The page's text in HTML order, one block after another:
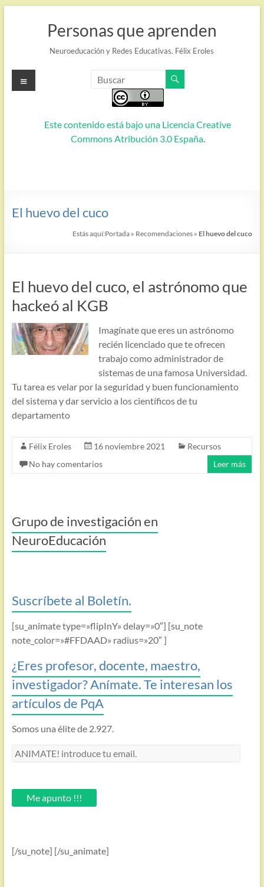
Personas que aprenden
Neuroeducación y Redes Educativas. Félix Eroles
Este contenido está bajo una Licencia Creative
Commons Atribución 3.0 España.
Menú
El huevo del cuco
Estás aquí:Portada » Recomendaciones » El huevo del cuco
El huevo del cuco, el astrónomo que
hackeó al KGB
Imagínate que eres un astrónomo
recién licenciado que te ofrecen
trabajo como administrador de
sistemas de una famosa Universidad.
Tu tarea es velar por la seguridad y buen funcionamiento
del sistema y dar servicio a los científicos de tu
departamento
Félix Eroles 16 noviembre 2021
Recursos
No hay comentarios
Leer más
Grupo de investigación en
NeuroEducación
Suscríbete al Boletín.
[su_animate type=»flipInY» delay=»0″] [su_note
note_color=»#FFDAAD» radius=»20″ ]
¿Eres profesor, docente, maestro,
investigador? Anímate. Te interesan los
artículos de PqA
Somos una élite de 2.927.
ANIMATE!
email.Me apunto !!!
[/su_note] [/su_animate]